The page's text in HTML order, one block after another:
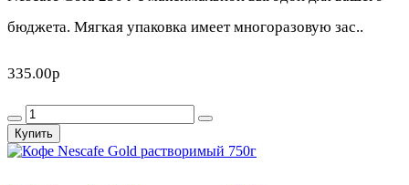
бюджета. Мягкая упаковка имеет многоразовую зас..
335.00р
Купить